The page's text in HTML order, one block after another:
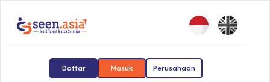
Daftar Masuk Perusahaan